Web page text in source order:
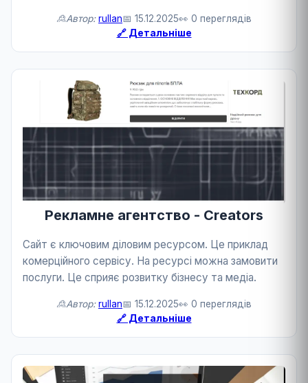
🙎Автор: rullan📅 15.12.2025👀 0 переглядів
🔗 Детальніше
Рекламне агентство - Creators
Сайт є ключовим діловим ресурсом. Це приклад
комерційного сервісу. На ресурсі можна замовити
послуги. Це сприяє розвитку бізнесу та медіа.
🙎Автор: rullan📅 15.12.2025👀 0 переглядів
🔗 Детальніше